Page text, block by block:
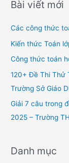
h
f
o
Bài viết mới
Các công thức
Kiến thức Toán
Công thức toán
120+ Đề Thi Thử
Trường Sở Giáo
Giải 7 câu trong
2025 – Trường
Danh mục